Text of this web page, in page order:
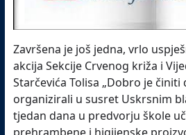
Završena je još jedna, vrlo
akcija Sekcije Crvenog križa i
Starčevića Tolisa „Dobro je činiti
organizirali u susret Uskrsnim
tjedan dana u predvorju škole